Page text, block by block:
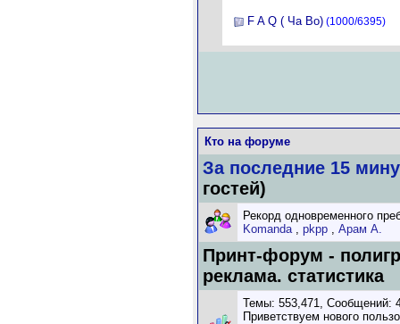
F A Q ( Ча Во) (1000/6395)
Кто на форуме
За последние 15
гостей)
Рекорд одновременного
Komanda , pkpp , Арам А.
Принт-форум -
реклама. статистика
Темы: 553,471, Сообщений:
Приветствуем нового